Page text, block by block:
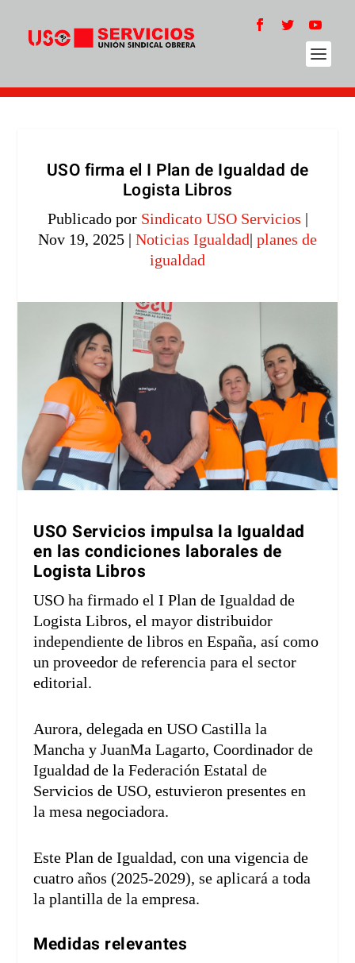
USO firma el I Plan de Igualdad de
Logista Libros
Publicado por Sindicato USO Servicios |
Nov 19, 2025 | Noticias Igualdad| planes de
igualdad
USO Servicios impulsa la Igualdad
en las condiciones laborales de
Logista Libros
USO ha firmado el I Plan de Igualdad de
Logista Libros, el mayor distribuidor
independiente de libros en España, así como
un proveedor de referencia para el sector
editorial.
Aurora, delegada en USO Castilla la
Mancha y JuanMa Lagarto, Coordinador de
Igualdad de la Federación Estatal de
Servicios de USO, estuvieron presentes en
la mesa negociadora.
Este Plan de Igualdad, con una vigencia de
cuatro años (2025-2029), se aplicará a toda
la plantilla de la empresa.
Medidas relevantes